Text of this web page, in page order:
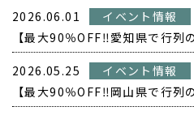
2026.06.01
イベント情報
2026.05.25
イベント情報